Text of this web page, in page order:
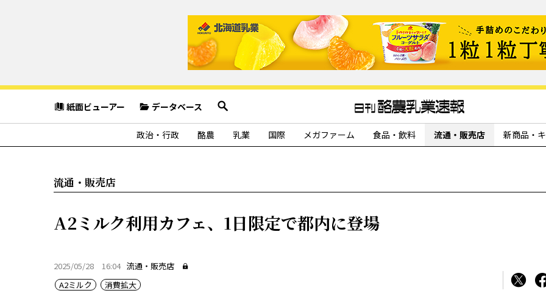
紙面ビューアー データベース
政治・行政 酪農 乳業 国際 メガファーム 食品・飲料 流通・販売店 新商品・
流通・販売店
A2ミルク利用カフェ、1日限定で都内に登場
2025/05/28 16:04 流通・販売店
A2ミルク
消費拡大